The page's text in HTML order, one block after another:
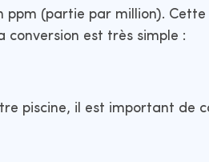
ppm (partie par million).
est très simple :
piscine, il est important de